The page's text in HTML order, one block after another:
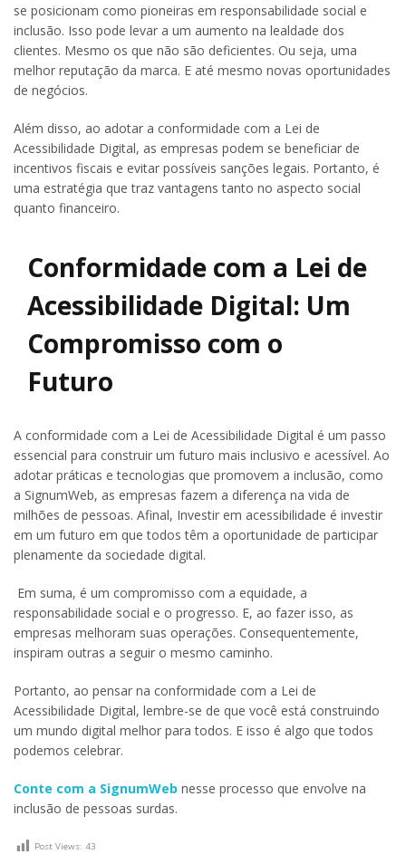
se posicionam como pioneiras em responsabilidade social e
inclusão. Isso pode levar a um aumento na lealdade dos
clientes. Mesmo os que não são deficientes. Ou seja, uma
melhor reputação da marca. E até mesmo novas oportunidades
de negócios.
Além disso, ao adotar a conformidade com a Lei de
Acessibilidade Digital, as empresas podem se beneficiar de
incentivos fiscais e evitar possíveis sanções legais. Portanto, é
uma estratégia que traz vantagens tanto no aspecto social
quanto financeiro.
Conformidade com a Lei de
Acessibilidade Digital: Um
Compromisso com o
Futuro
A conformidade com a Lei de Acessibilidade Digital é um passo
essencial para construir um futuro mais inclusivo e acessível. Ao
adotar práticas e tecnologias que promovem a inclusão, como
a SignumWeb, as empresas fazem a diferença na vida de
milhões de pessoas. Afinal, Investir em acessibilidade é investir
em um futuro em que todos têm a oportunidade de participar
plenamente da sociedade digital.
Em suma, é um compromisso com a equidade, a
responsabilidade social e o progresso. E, ao fazer isso, as
empresas melhoram suas operações. Consequentemente,
inspiram outras a seguir o mesmo caminho.
Portanto, ao pensar na conformidade com a Lei de
Acessibilidade Digital, lembre-se de que você está construindo
um mundo digital melhor para todos. E isso é algo que todos
podemos celebrar.
Conte com a SignumWeb nesse processo que envolve na
inclusão de pessoas surdas.
Post Views: 43